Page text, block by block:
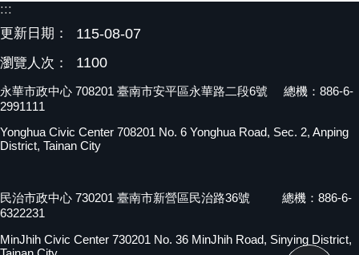
:::
更新日期：
115-08-07
瀏覽人次： 1100
永華市政中心 708201 臺南市安平區永華路二段6號 總機：886-6-
2991111
Yonghua Civic Center 708201 No. 6 Yonghua Road, Sec. 2, Anping
District, Tainan City
民治市政中心 730201 臺南市新營區民治路36號 總機：886-6-
6322231
MinJhih Civic Center 730201 No. 36 MinJhih Road, Sinying District,